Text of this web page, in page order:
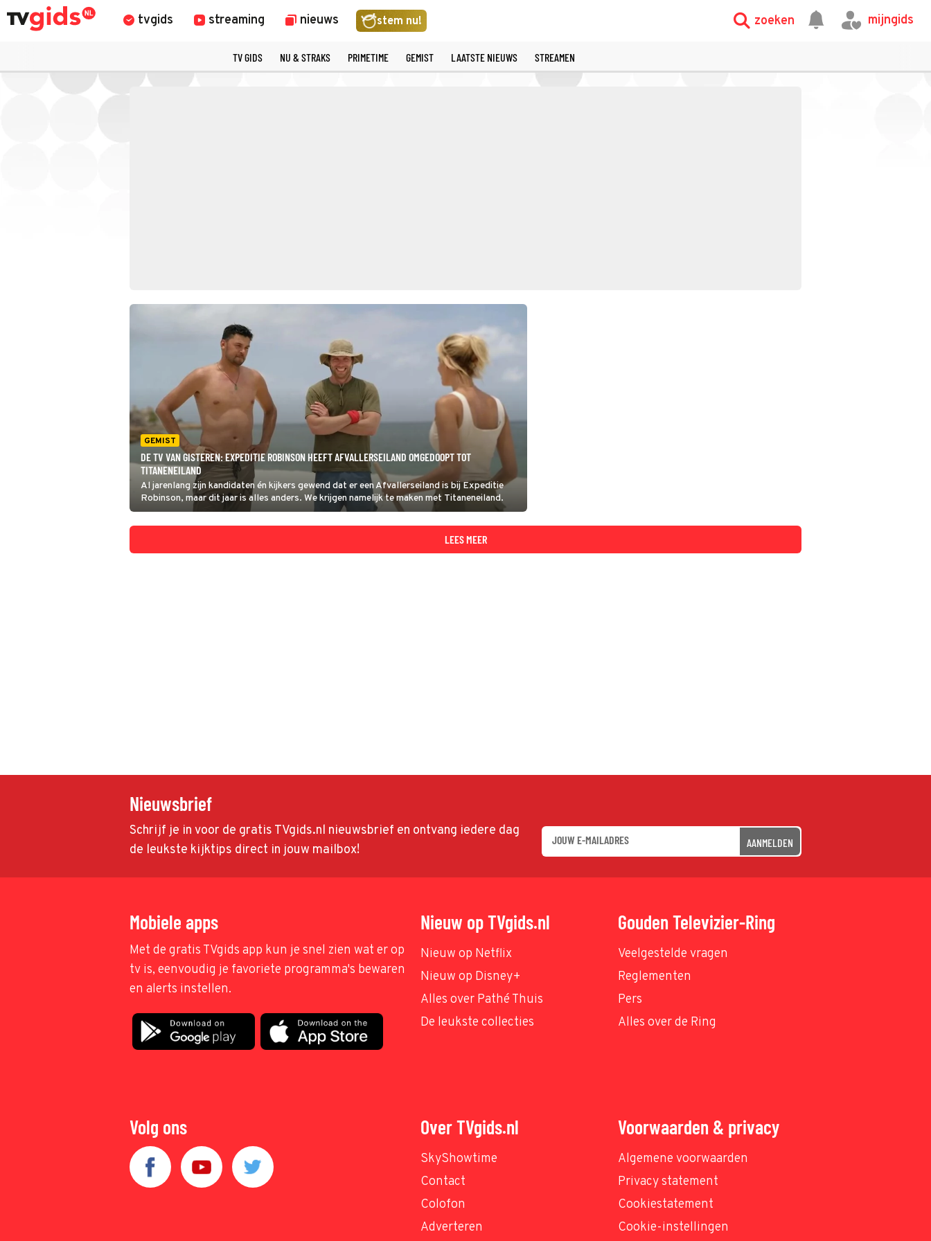
tvgids streaming nieuws stem nu! zoeken mijngids
TV GIDS NU & STRAKS PRIMETIME GEMIST LAATSTE NIEUWS STREAMEN
GEMIST
DE TV VAN GISTEREN: EXPEDITIE ROBINSON HEEFT AFVALLERSEILAND OMGEDOOPT TOT
TITANENEILAND
Al jarenlang zijn kandidaten én kijkers gewend dat er een Afvallerseiland is bij Expeditie
Robinson, maar dit jaar is alles anders. We krijgen namelijk te maken met Titaneneiland.
LEES MEER
Nieuwsbrief
Schrijf je in voor de gratis TVgids.nl nieuwsbrief en ontvang iedere dag
de leukste kijktips direct in jouw mailbox!
AANMELDEN
Mobiele apps
Met de gratis TVgids app kun je snel zien wat er op
tv is, eenvoudig je favoriete programma's bewaren
en alerts instellen.
Nieuw op TVgids.nl
Nieuw op Netflix
Nieuw op Disney+
Alles over Pathé Thuis
De leukste collecties
Gouden Televizier-Ring
Veelgestelde vragen
Reglementen
Pers
Alles over de Ring
Volg ons Over TVgids.nl
SkyShowtime
Contact
Colofon
Adverteren
Voorwaarden & privacy
Algemene voorwaarden
Privacy statement
Cookiestatement
Cookie-instellingen